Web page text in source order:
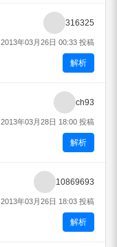
316325
2013年03月26日 00:33 投稿
解析
ch93
2013年03月28日 18:00 投稿
解析
10869693
2013年03月26日 18:03 投稿
解析